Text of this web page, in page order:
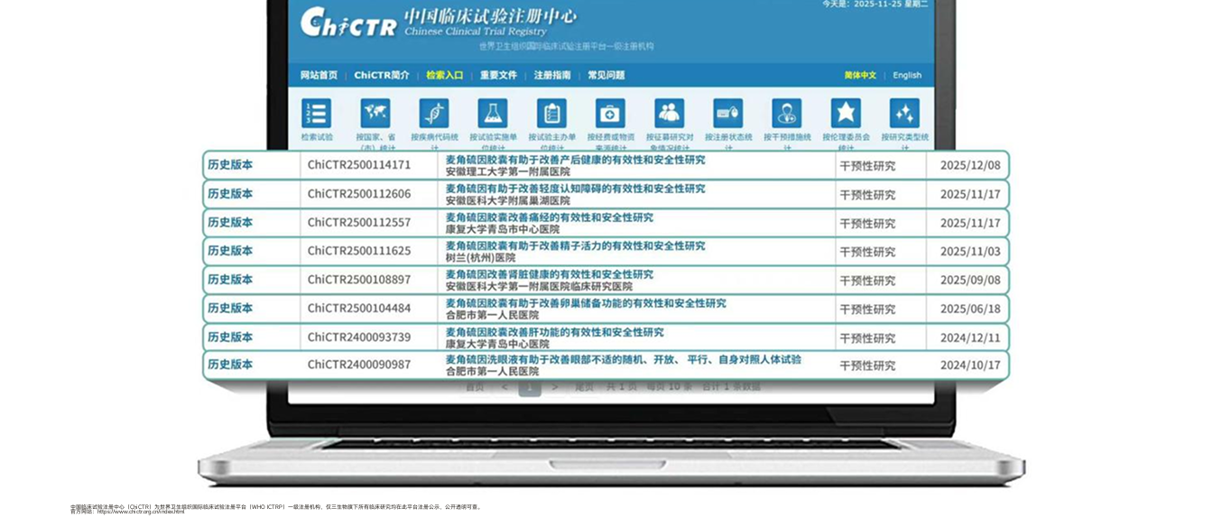
中国临床试验注册中心（ChiCTR）为世界卫生组织国际临床试验注册平台（WHO ICTRP）一级注册机构，仅三生物旗下所有临床研究均在此平台注册公示，公开透明可查。
官方网站：https://www.chictr.org.cn/index.html